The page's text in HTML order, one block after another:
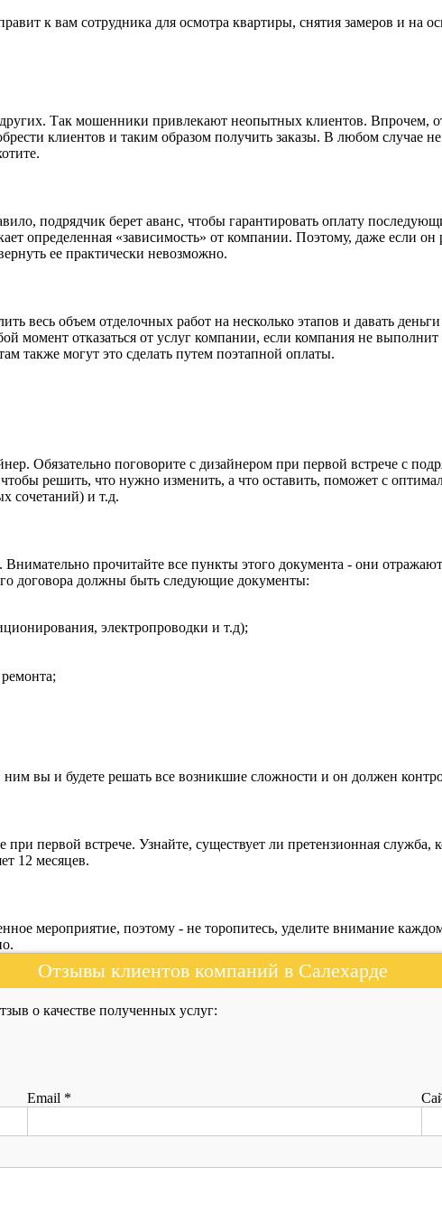
к вам сотрудника для осмотра квартиры, снятия замеров и
Так мошенники привлекают неопытных клиентов. Впрочем,
клиентов и таким образом получить заказы. В любом случае
подрядчик берет аванс, чтобы гарантировать оплату
определенная «зависимость» от компании. Поэтому, даже если он
ее практически невозможно.
весь объем отделочных работ на несколько этапов и давать
момент отказаться от услуг компании, если компания не
также могут это сделать путем поэтапной оплаты.
. Обязательно поговорите с дизайнером при первой встрече с
решить, что нужно изменить, а что оставить, поможет с
сочетаний) и т.д.
Внимательно прочитайте все пункты этого документа - они
договора должны быть следующие документы:
электропроводки и т.д);
вы и будете решать все возникшие сложности и он должен
первой встрече. Узнайте, существует ли претензионная служба,
12 месяцев.
мероприятие, поэтому - не торопитесь, уделите внимание
Отзывы клиентов компаний в Салехарде
о качестве полученных услуг:
Email *